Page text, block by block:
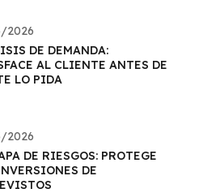
2026
DE DEMANDA:
AL CLIENTE ANTES DE
LO PIDA
2026
DE RIESGOS: PROTEGE
DE